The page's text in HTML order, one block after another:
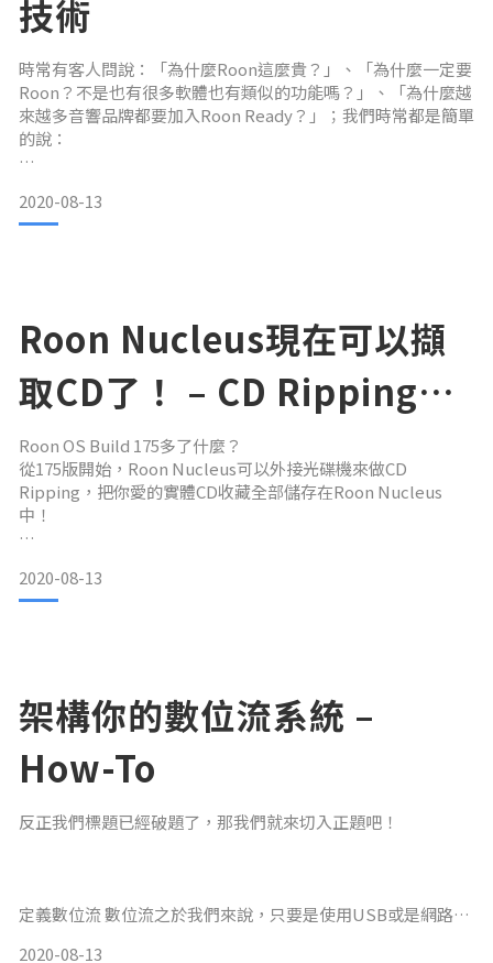
候就關機。長期長時間開機不關機的話，可能會造成電供過熱
或是管子消耗故障……等問題。
管機會有哼聲或是底噪怎麼辦？
通常是兩種情況
技術
時常有客人問說：「為什麼Roon這麼貴？」、「為什麼一定要
Roon？不是也有很多軟體也有類似的功能嗎？」、「為什麼越
來越多音響品牌都要加入Roon Ready？」；我們時常都是簡單
的說：
使用者體驗很棒
音質很好
​但實際上，當我們越深入去了解Roon，就越發現更多使用
Roon原因。那這篇文章就是要深入來解釋Roon的播放方式的
Roon的主要技術就是一個叫做RAAT (Roon Advanced Audio
Transport)的技術。而RAA
2020-08-13
Roon Nucleus現在可以擷
取CD了！ – CD Ripping
with Roon
Roon OS Build 175多了什麼？
從175版開始，Roon Nucleus可以外接光碟機來做CD
Ripping，把你愛的實體CD收藏全部儲存在Roon Nucleus
中！
包含Roon Nucleus在內，市面上很多具備Roon OS的器材並
沒有內建光碟機，所以，你現在可以選購外接的USB光碟機到
CD Rip
2020-08-13
架構你的數位流系統 –
How-To
反正我們標題已經破題了，那我們就來切入正題吧！
定義數位流 數位流之於我們來說，只要是使用USB或是網路方
2020-08-13